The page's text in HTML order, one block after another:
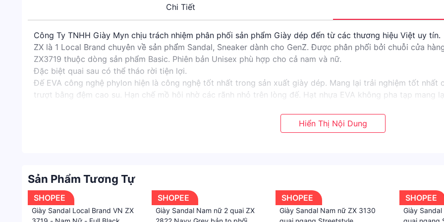
Chi Tiết
Công Ty TNHH Giày Myn chịu trách nhiệm phân phối sản phẩm Giày dép đến từ các thương hiệu Việt uy tín.
ZX là 1 Local Brand chuyên về sản phẩm Sandal, Sneaker dành cho GenZ. Được phân phối bởi chuỗi cửa
ZX3719 thuộc dòng sản phẩm Basic. Phiên bản Unisex phù hợp cho cả nam và nữ.
Đặc biệt quai sau có thể tháo rời tiện lợi.
Đế EVA công nghệ phylon hiện là công nghệ tốt nhất trong sản xuất giày dép. Mang lại trải nghiệm tốt nhất
trượt bằng đệm cao su. Hạn chế mồ hôi nhờ các rãnh nhỏ trên lòng đế. Hạt nhựa EVA không pha tạp mang
✅Size: 35 đến 43
✅Đế: chất liệu EVA, cao ~3.5 cm + công nghệ Phylon 3 lớp
✅Đặc điểm: 3 quai + quai sau có thể tháo rời, quai điều chỉnh bằng miếng dán (không có khóa bấm)
3 quai có thể điều chỉnh độ rộng/ chật và quai sau tháo rời tiện lợi.
Sản Phẩm Tương Tự
SHOPEE
Giày Sandal Local Brand VN ZX
SHOPEE
Giày Sandal Nam nữ 2 quai ZX
SHOPEE
Giày Sandal Nam nữ ZX 3130
SHOPEE
Giày